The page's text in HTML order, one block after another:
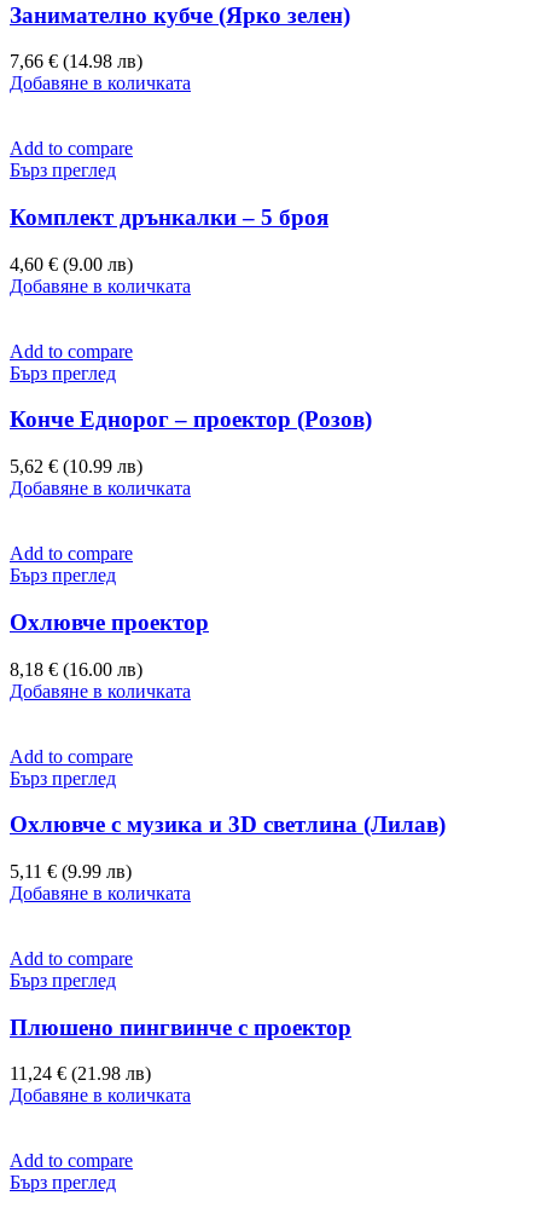
Занимателно кубче (Ярко зелен)
7,66 € (14.98 лв)
Добавяне в количката
Add to compare
Бърз преглед
Комплект дрънкалки – 5 броя
4,60 € (9.00 лв)
Добавяне в количката
Add to compare
Бърз преглед
Конче Еднорог – проектор (Розов)
5,62 € (10.99 лв)
Добавяне в количката
Add to compare
Бърз преглед
Охлювче проектор
8,18 € (16.00 лв)
Добавяне в количката
Add to compare
Бърз преглед
Охлювче с музика и 3D светлина (Лилав)
5,11 € (9.99 лв)
Добавяне в количката
Add to compare
Бърз преглед
Плюшено пингвинче с проектор
11,24 € (21.98 лв)
Добавяне в количката
Add to compare
Бърз преглед